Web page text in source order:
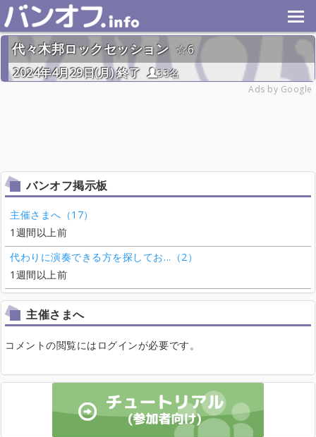
代々木邦ロックセッション
6
2024年4月29日(月) 終了
33名
Ads by Google
バンオフ掲示板
主催さまへ（17）
1週間以上前
代わりに演奏できる方を探してお...（2）
1週間以上前
主催さまへ
コメントの閲覧にはログインが必要です。